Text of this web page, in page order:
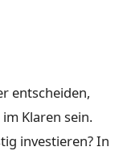
entscheiden,
Klaren sein.
investieren? In